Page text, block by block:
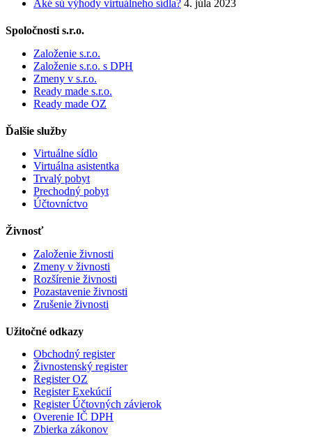
Aké sú výhody virtuálneho sídla? 4. júla 2023
Spoločnosti s.r.o.
Založenie s.r.o.
Založenie s.r.o. s DPH
Zmeny v s.r.o.
Ready made s.r.o.
Ready made OZ
Ďalšie služby
Virtuálne sídlo
Virtuálna asistentka
Trvalý pobyt
Prechodný pobyt
Účtovníctvo
Živnosť
Založenie živnosti
Zmeny v živnosti
Rozšírenie živnosti
Pozastavenie živnosti
Zrušenie živnosti
Užitočné odkazy
Obchodný register
Živnostenský register
Register OZ
Register Exekúcií
Register Účtovných závierok
Overenie IČ DPH
Zbierka zákonov